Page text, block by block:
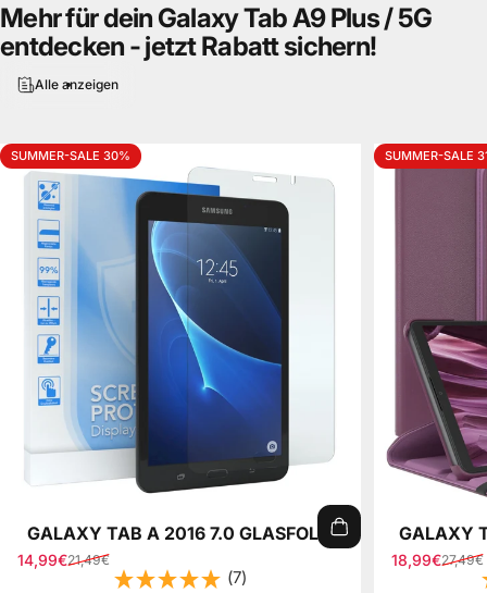
Mehrfürdein GalaxyTabA9Plus/5G
entdecken -jetztRabattsichern!
Alle anzeigen
SUMMER-SALE 30%
GALAXY TAB A 2016 7.0 GLASFOLIE
Verkaufspreis
14,99€
Normaler Preis
21,49€
(7)
SUMMER-SALE
GALAXY
18,99€
Normaler
27,49€